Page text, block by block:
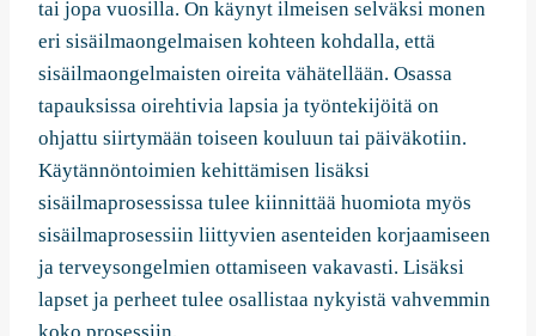
tai jopa vuosilla. On käynyt ilmeisen selväksi monen
eri sisäilmaongelmaisen kohteen kohdalla, että
sisäilmaongelmaisten oireita vähätellään. Osassa
tapauksissa oirehtivia lapsia ja työntekijöitä on
ohjattu siirtymään toiseen kouluun tai päiväkotiin.
Käytännöntoimien kehittämisen lisäksi
sisäilmaprosessissa tulee kiinnittää huomiota myös
sisäilmaprosessiin liittyvien asenteiden korjaamiseen
ja terveysongelmien ottamiseen vakavasti. Lisäksi
lapset ja perheet tulee osallistaa nykyistä vahvemmin